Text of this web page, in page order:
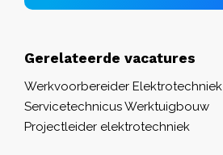
Gerelateerde vacatures
Werkvoorbereider Elektrotechniek
Servicetechnicus Werktuigbouw
Projectleider elektrotechniek